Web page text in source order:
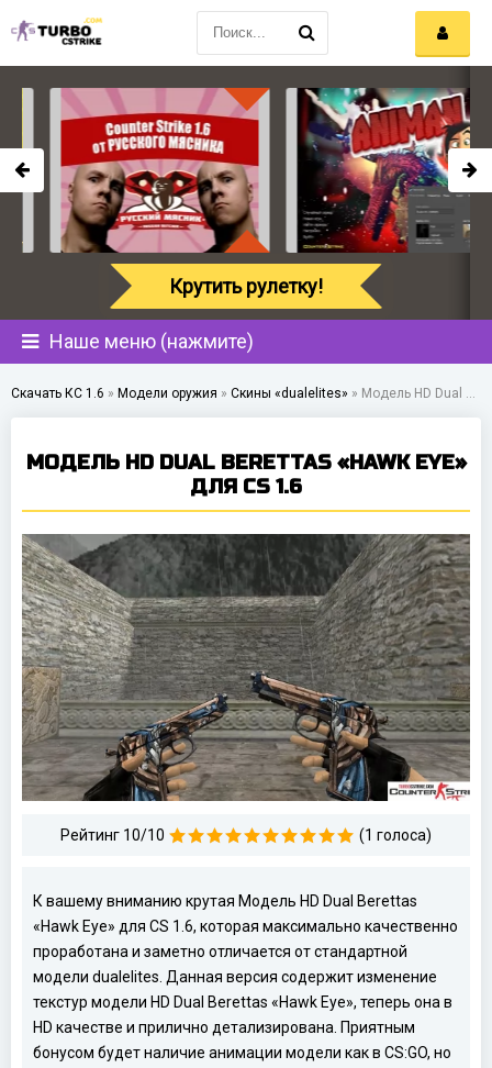
Наше меню (нажмите)
Скачать КС 1.6 » Модели оружия » Скины «dualelites» » Модель HD Dual Berettas «Hawk Eye» для CS 1.6
МОДЕЛЬ HD DUAL BERETTAS «HAWK EYE»
ДЛЯ CS 1.6
Рейтинг 10/10 (1 голоса)
К вашему вниманию крутая Модель HD Dual Berettas
«Hawk Eye» для CS 1.6, которая максимально качественно
проработана и заметно отличается от стандартной
модели dualelites. Данная версия содержит изменение
текстур модели HD Dual Berettas «Hawk Eye», теперь она в
HD качестве и прилично детализирована. Приятным
бонусом будет наличие анимации модели как в CS:GO, но
Крутить рулетку!